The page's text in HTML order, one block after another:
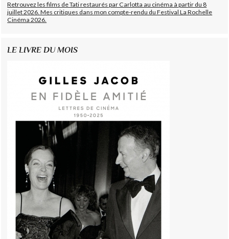
Retrouvez les films de Tati restaurés par Carlotta au cinéma à partir du 8
juillet 2026. Mes critiques dans mon compte-rendu du Festival La Rochelle
Cinéma 2026.
LE LIVRE DU MOIS